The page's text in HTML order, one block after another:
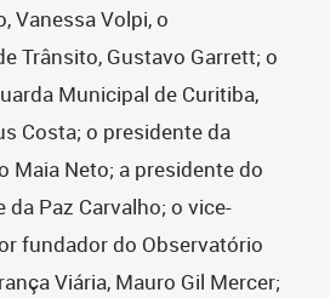
Vanessa Volpi, o
Trânsito, Gustavo Garrett; o
Municipal de Curitiba,
Costa; o presidente da
Maia Neto; a presidente do
da Paz Carvalho; o vice-
fundador do Observatório
Viária, Mauro Gil Mercer;